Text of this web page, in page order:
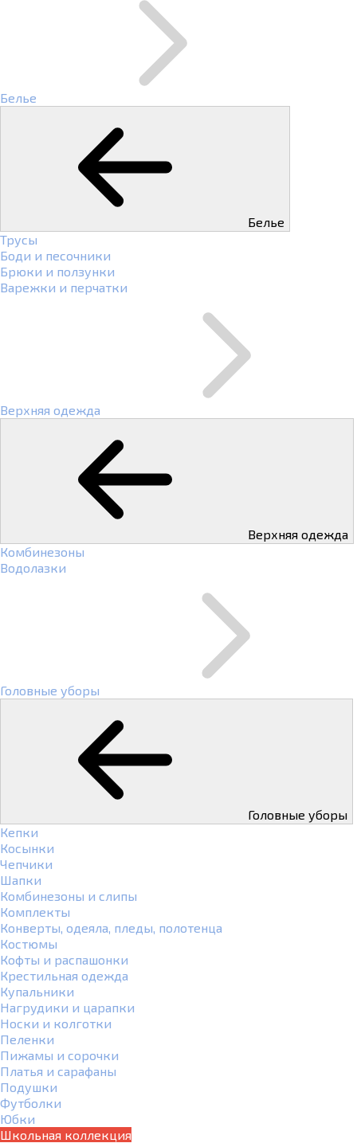
Белье
Белье
Трусы
Боди и песочники
Брюки и ползунки
Варежки и перчатки
Верхняя одежда
Верхняя одежда
Комбинезоны
Водолазки
Головные уборы
Головные уборы
Кепки
Косынки
Чепчики
Шапки
Комбинезоны и слипы
Комплекты
Конверты, одеяла, пледы, полотенца
Костюмы
Кофты и распашонки
Крестильная одежда
Купальники
Нагрудики и царапки
Носки и колготки
Пеленки
Пижамы и сорочки
Платья и сарафаны
Подушки
Футболки
Юбки
Школьная коллекция